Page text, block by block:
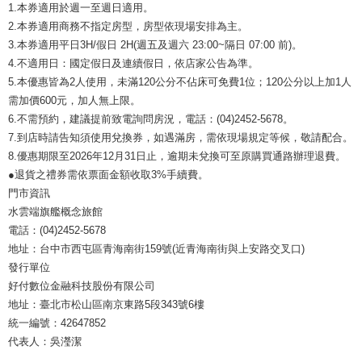
1.本券適用於週一至週日適用。
2.本券適用商務不指定房型，房型依現場安排為主。
3.本券適用平日3H/假日 2H(週五及週六 23:00~隔日 07:00 前)。
4.不適用日：國定假日及連續假日，依店家公告為準。
5.本優惠皆為2人使用，未滿120公分不佔床可免費1位；120公分以上加1人
需加價600元，加人無上限。
6.不需預約，建議提前致電詢問房況，電話：(04)2452-5678。
7.到店時請告知須使用兌換券，如遇滿房，需依現場規定等候，敬請配合。
8.優惠期限至2026年12月31日止，逾期未兌換可至原購買通路辦理退費。
●退貨之禮券需依票面金額收取3%手續費。
門市資訊
水雲端旗艦概念旅館
電話：(04)2452-5678
地址：台中市西屯區青海南街159號(近青海南街與上安路交叉口)
發行單位
好付數位金融科技股份有限公司
地址：臺北市松山區南京東路5段343號6樓
統一編號：42647852
代表人：吳瀅潔